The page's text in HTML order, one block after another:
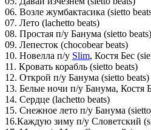
06. Возле жумбактасика (sietto
07. Лето (lachetto beats)
08. Простая п/у Банума (sietto beats)
09. Лепесток (chocobear beats)
10. Новелла п/у Slim, Костя Бес
11. Кровать корабль (sietto beats)
12. Открой п/у Банума (sietto beats)
13. Белые ночи п/у Банума, Костя
14. Сердце (lachetto beats)
15. Снежное лето п/у Банума
16.Каждую зиму п/у Словетский